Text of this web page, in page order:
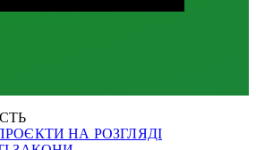
НА РОЗГЛЯДІ